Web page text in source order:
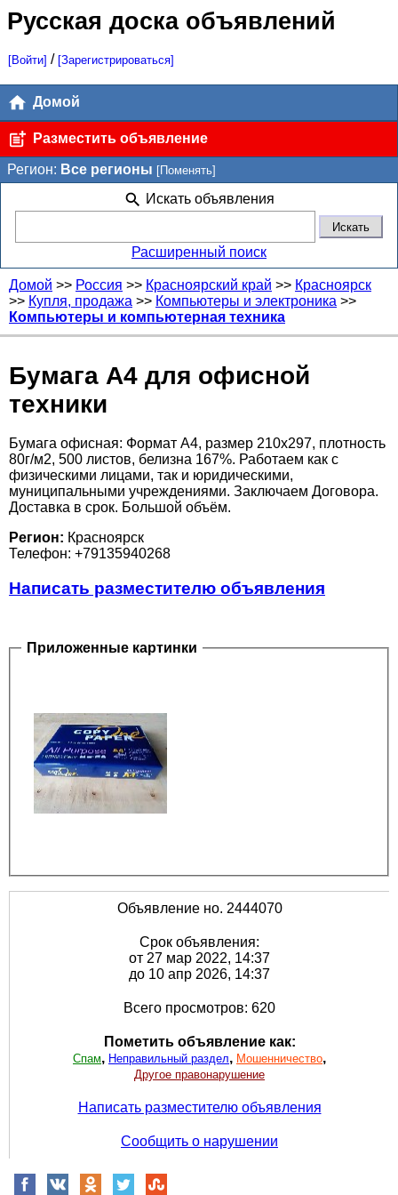
Русская доска объявлений
[Войти] / [Зарегистрироваться]
Домой
Разместить объявление
Регион: Все регионы [Поменять]
Искать объявления
Расширенный поиск
Домой >> Россия >> Красноярский край >> Красноярск
>> Купля, продажа >> Компьютеры и электроника >>
Компьютеры и компьютерная техника
Бумага А4 для офисной
техники
Бумага офисная: Формат А4, размер 210х297, плотность
80г/м2, 500 листов, белизна 167%. Работаем как с
физическими лицами, так и юридическими,
муниципальными учреждениями. Заключаем Договора.
Доставка в срок. Большой объём.
Регион: Красноярск
Телефон: +79135940268
Написать разместителю объявления
Приложенные картинки
Объявление но. 2444070
Срок объявления:
от 27 мар 2022, 14:37
до 10 апр 2026, 14:37
Всего просмотров: 620
Пометить объявление как:
Спам, Неправильный раздел, Мошенничество,
Другое правонарушение
Написать разместителю объявления
Сообщить о нарушении